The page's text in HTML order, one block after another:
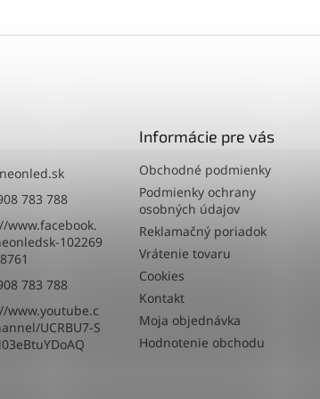
neonled.sk
783 788
www.facebook.
102269
783 788
www.youtube.c
UCRBU7-S
Informácie pre vás
Obchodné podmienky
Podmienky ochrany
osobných údajov
Reklamačný poriadok
Vrátenie tovaru
Cookies
Kontakt
Moja objednávka
Hodnotenie obchodu